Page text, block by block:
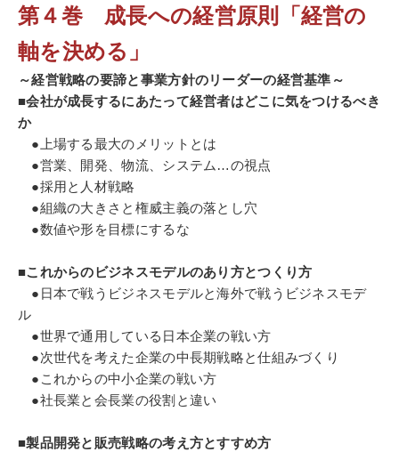
第４巻 成長への経営原則「経営の
軸を決める」
～経営戦略の要諦と事業方針のリーダーの経営基準～
■会社が成長するにあたって経営者はどこに気をつけるべき
か
●上場する最大のメリットとは
●営業、開発、物流、システム…の視点
●採用と人材戦略
●組織の大きさと権威主義の落とし穴
●数値や形を目標にするな
■これからのビジネスモデルのあり方とつくり方
●日本で戦うビジネスモデルと海外で戦うビジネスモデ
ル
●世界で通用している日本企業の戦い方
●次世代を考えた企業の中長期戦略と仕組みづくり
●これからの中小企業の戦い方
●社長業と会長業の役割と違い
■製品開発と販売戦略の考え方とすすめ方